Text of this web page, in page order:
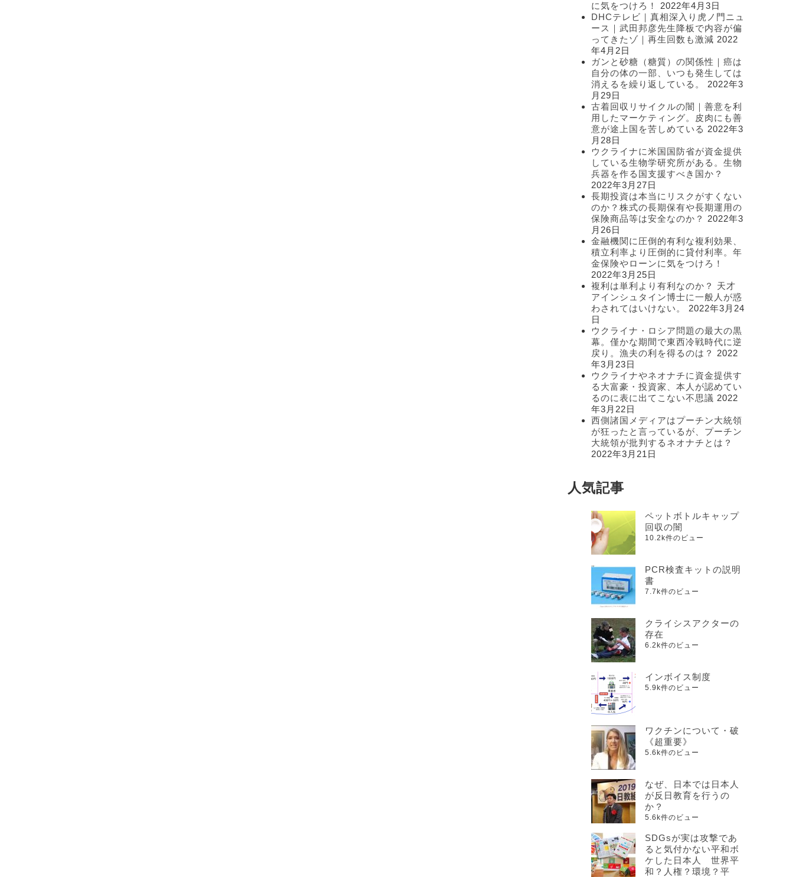
に気をつけろ！
2022年4月3日
DHCテレビ｜真相深入り虎ノ門ニュ
ース｜武田邦彦先生降板で内容が偏
ってきたゾ｜再生回数も激減 2022
年4月2日
ガンと砂糖（糖質）の関係性｜癌は
自分の体の一部、いつも発生しては
消えるを繰り返している。
2022年3
月29日
古着回収リサイクルの闇｜善意を利
用したマーケティング。皮肉にも善
意が途上国を苦しめている 2022年3
月28日
ウクライナに米国国防省が資金提供
している生物学研究所がある。生物
兵器を作る国支援すべき国か？
2022年3月27日
長期投資は本当にリスクがすくない
のか？株式の長期保有や長期運用の
保険商品等は安全なのか？
2022年3
月26日
金融機関に圧倒的有利な複利効果、
積立利率より圧倒的に貸付利率。年
金保険やローンに気をつけろ！
2022年3月25日
複利は単利より有利なのか？ 天才
アインシュタイン博士に一般人が惑
わされてはいけない。
2022年3月24
日
ウクライナ・ロシア問題の最大の黒
幕。僅かな期間で東西冷戦時代に逆
戻り。漁夫の利を得るのは？
2022
年3月23日
ウクライナやネオナチに資金提供す
る大富豪・投資家、本人が認めてい
るのに表に出てこない不思議 2022
年3月22日
西側諸国メディアはプーチン大統領
が狂ったと言っているが、プーチン
大統領が批判するネオナチとは？
2022年3月21日
人気記事
ペットボトルキャップ
回収の闇
10.2k件のビュー
PCR検査キットの説明
書
7.7k件のビュー
クライシスアクターの
存在
6.2k件のビュー
インボイス制度
5.9k件のビュー
ワクチンについて・破
《超重要》
5.6k件のビュー
なぜ、日本では日本人
が反日教育を行うの
か？
5.6k件のビュー
SDGsが実は攻撃であ
ると気付かない平和ボ
ケした日本人 世界平
和？人権？環境？平